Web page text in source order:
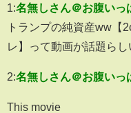
1:名無しさん＠お腹いっ
トランプの純資産ww【
レ】って動画が話題らし
2:名無しさん＠お腹いっ
This movie